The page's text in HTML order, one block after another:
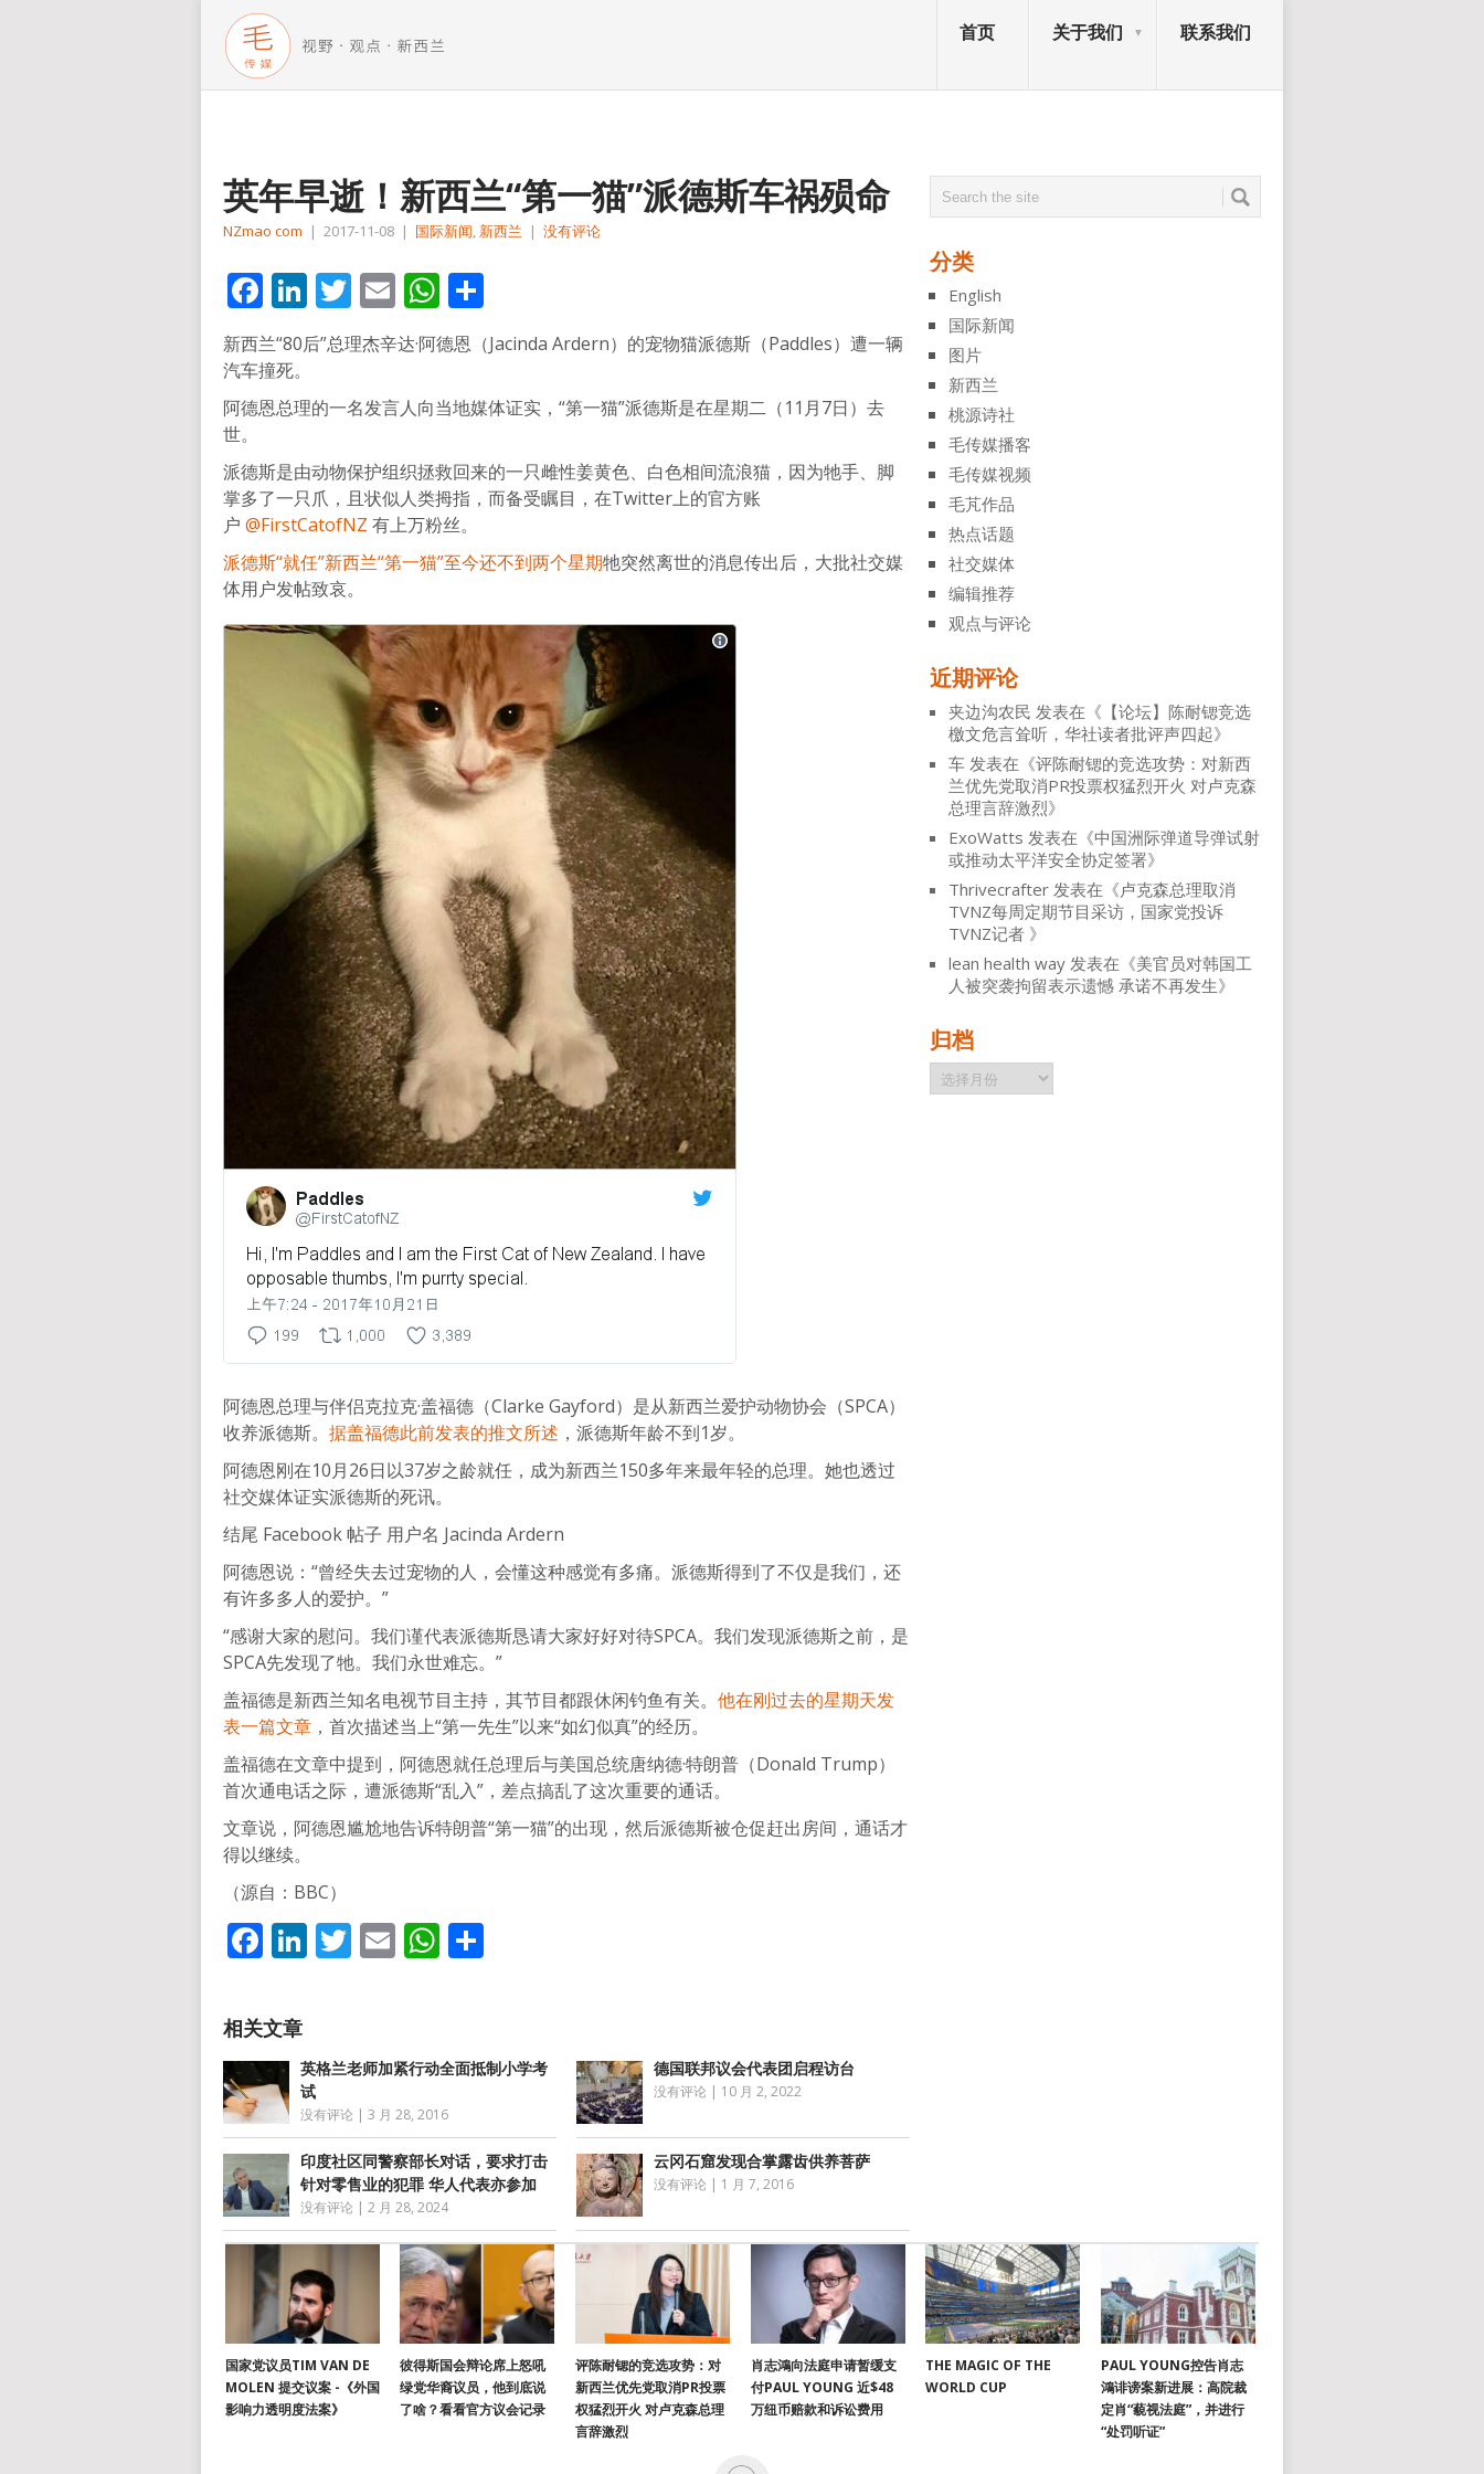
首页 关于我们 联系我们
英年早逝！新西兰“第一猫”派德斯车祸殒命
NZmao com | 2017-11-08 | 国际新闻, 新西兰 | 没有评论
Facebook
LinkedIn
Twitter
EmailWhatsApp
享
新西兰“80后”总理杰辛达·阿德恩（Jacinda Ardern）的宠物猫派德斯（Paddles）遭一辆
汽车撞死。
阿德恩总理的一名发言人向当地媒体证实，“第一猫”派德斯是在星期二（11月7日）去
世。
派德斯是由动物保护组织拯救回来的一只雌性姜黄色、白色相间流浪猫，因为牠手、脚
掌多了一只爪，且状似人类拇指，而备受瞩目，在Twitter上的官方账
户 @FirstCatofNZ 有上万粉丝。
派德斯“就任”新西兰“第一猫”至今还不到两个星期牠突然离世的消息传出后，大批社交媒
体用户发帖致哀。
阿德恩总理与伴侣克拉克·盖福德（Clarke Gayford）是从新西兰爱护动物协会（SPCA）
收养派德斯。 据盖福德此前发表的推文所述 ，派德斯年龄不到1岁。
阿德恩刚在10月26日以37岁之龄就任，成为新西兰150多年来最年轻的总理。她也透过
社交媒体证实派德斯的死讯。
结尾 Facebook 帖子 用户名 Jacinda Ardern
阿德恩说：“曾经失去过宠物的人，会懂这种感觉有多痛。派德斯得到了不仅是我们，还
有许多多人的爱护。”
“感谢大家的慰问。我们谨代表派德斯恳请大家好好对待SPCA。我们发现派德斯之前，是
SPCA先发现了牠。我们永世难忘。”
盖福德是新西兰知名电视节目主持，其节目都跟休闲钓鱼有关。 他在刚过去的星期天发
表一篇文章 ，首次描述当上“第一先生”以来“如幻似真”的经历。
盖福德在文章中提到，阿德恩就任总理后与美国总统唐纳德·特朗普（Donald Trump）
首次通电话之际，遭派德斯“乱入”，差点搞乱了这次重要的通话。
文章说，阿德恩尴尬地告诉特朗普“第一猫”的出现，然后派德斯被仓促赶出房间，通话才
得以继续。
（源自：BBC）
Facebook
LinkedIn
Twitter
EmailWhatsApp
英格兰老师加紧行动全面抵制小学考
试
没有评论 | 3 月 28, 2016
德国联邦议会代表团启程访台
没有评论 | 10 月 2, 2022
印度社区同警察部长对话，要求打击
针对零售业的犯罪 华人代表亦参加
没有评论 | 2 月 28, 2024
云冈石窟发现合掌露齿供养菩萨
没有评论 | 1 月 7, 2016
分类
English
国际新闻
图片
新西兰
桃源诗社
毛传媒播客
毛传媒视频
毛芃作品
热点话题
社交媒体
编辑推荐
观点与评论
近期评论
夹边沟农民 发表在《 【论坛】陈耐锶竞选
檄文危言耸听，华社读者批评声四起》
车 发表在《评陈耐锶的竞选攻势：对新西
兰优先党取消PR投票权猛烈开火 对卢克森
总理言辞激烈》
ExoWatts 发表在《中国洲际弹道导弹试射
或推动太平洋安全协定签署》
Thrivecrafter 发表在《卢克森总理取消
TVNZ每周定期节目采访，国家党投诉
TVNZ记者 》
lean health way 发表在《美官员对韩国工
人被突袭拘留表示遗憾 承诺不再发生》
归档
归
档
国家党议员TIM VAN DE
MOLEN 提交议案 -《外国
影响力透明度法案》
彼得斯国会辩论席上怒吼
绿党华裔议员，他到底说
了啥？看看官方议会记录
评陈耐锶的竞选攻势：对
新西兰优先党取消PR投票
权猛烈开火 对卢克森总理
言辞激烈
肖志鴻向法庭申请暂缓支
付PAUL YOUNG 近$48
万纽币赔款和诉讼费用
THE MAGIC OF THE
WORLD CUP
PAUL YOUNG控告肖志
鴻诽谤案新进展：高院裁
定肖“藐视法庭”，并进行
“处罚听证”